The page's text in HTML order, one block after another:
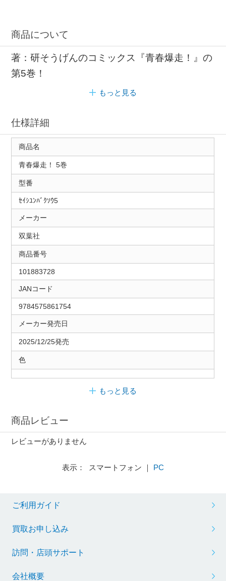
商品について
著：研そうげんのコミックス『青春爆走！』の
第5巻！
もっと見る
仕様詳細
商品名
青春爆走！ 5巻
型番
ｾｲｼﾕﾝﾊﾞｸｿｳ5
メーカー
双葉社
商品番号
101883728
JANコード
9784575861754
メーカー発売日
2025/12/25発売
色
もっと見る
商品レビュー
レビューがありません
表示： スマートフォン ｜ PC
ご利用ガイド
買取お申し込み
訪問・店頭サポート
会社概要